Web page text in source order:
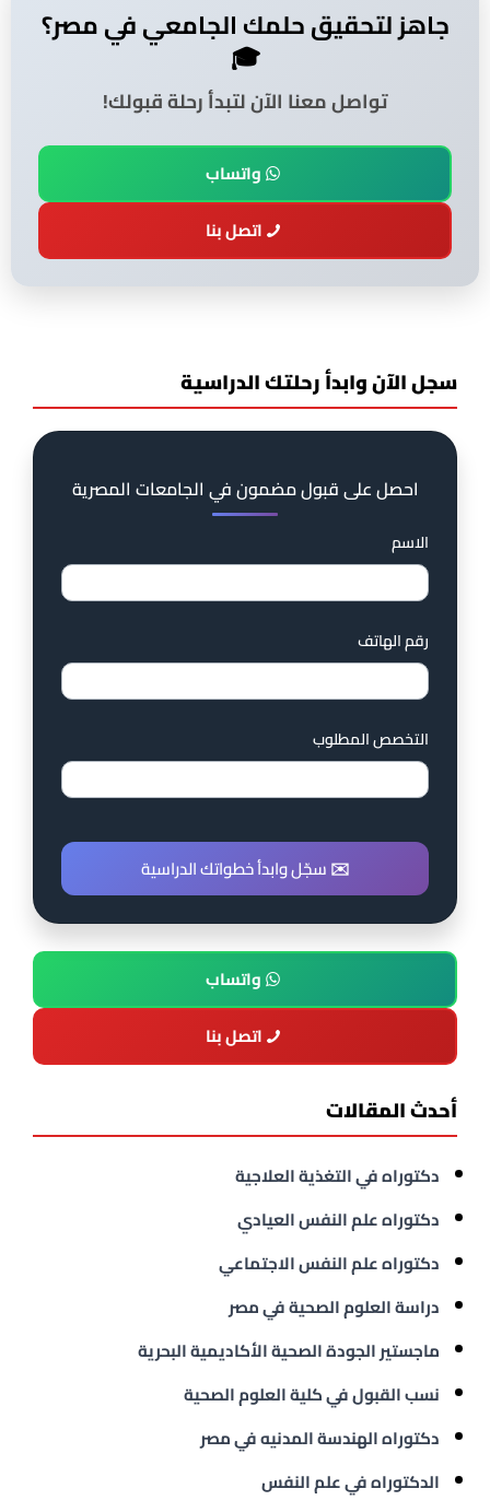
جاهز لتحقيق حلمك الجامعي في مصر؟
🎓
تواصل معنا الآن لتبدأ رحلة قبولك!
واتساب
اتصل بنا
سجل الآن وابدأ رحلتك الدراسية
احصل على قبول مضمون في الجامعات المصرية
الاسم
رقم الهاتف
التخصص المطلوب
✉️ سجّل وابدأ خطواتك الدراسية
واتساب
اتصل بنا
أحدث المقالات
دكتوراه في التغذية العلاجية
دكتوراه علم النفس العيادي
دكتوراه علم النفس الاجتماعي
دراسة العلوم الصحية في مصر
ماجستير الجودة الصحية الأكاديمية البحرية
نسب القبول في كلية العلوم الصحية
دكتوراه الهندسة المدنيه في مصر
الدكتوراه في علم النفس